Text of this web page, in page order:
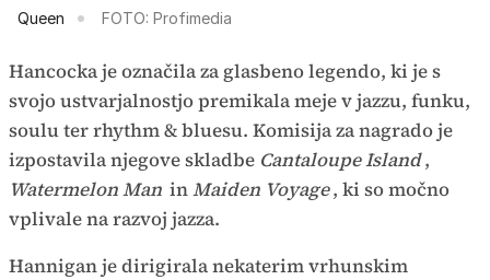
Queen FOTO: Profimedia
Hancocka je označila za glasbeno legendo, ki je s
svojo ustvarjalnostjo premikala meje v jazzu, funku,
soulu ter rhythm & bluesu. Komisija za nagrado je
izpostavila njegove skladbe Cantaloupe Island,
Watermelon Man inMaiden Voyage, ki so močno
vplivale na razvoj jazza.
Hannigan je dirigirala nekaterim vrhunskim